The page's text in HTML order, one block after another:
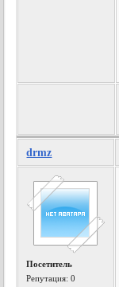
drmz
Посетитель
Репутация:0